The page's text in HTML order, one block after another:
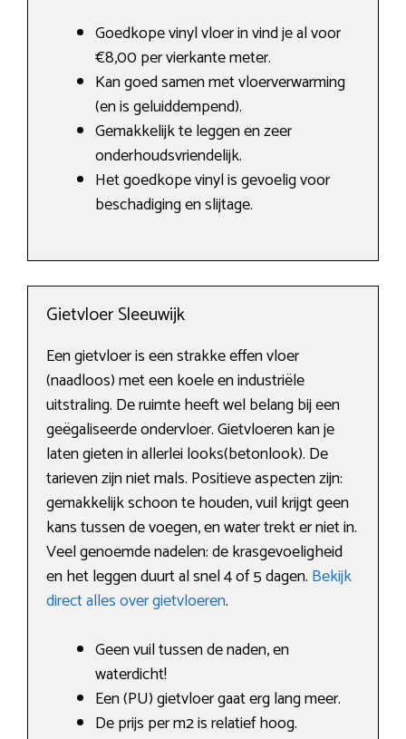
Goedkope vinyl vloer in vind je al voor
€8,00 per vierkante meter.
Kan goed samen met vloerverwarming
(en is geluiddempend).
Gemakkelijk te leggen en zeer
onderhoudsvriendelijk.
Het goedkope vinyl is gevoelig voor
beschadiging en slijtage.
Gietvloer Sleeuwijk
Een gietvloer is een strakke effen vloer
(naadloos) met een koele en industriële
uitstraling. De ruimte heeft wel belang bij een
geëgaliseerde ondervloer. Gietvloeren kan je
laten gieten in allerlei looks(betonlook). De
tarieven zijn niet mals. Positieve aspecten zijn:
gemakkelijk schoon te houden, vuil krijgt geen
kans tussen de voegen, en water trekt er niet in.
Veel genoemde nadelen: de krasgevoeligheid
en het leggen duurt al snel 4 of 5 dagen. Bekijk
direct alles over gietvloeren.
Geen vuil tussen de naden, en
waterdicht!
Een (PU) gietvloer gaat erg lang meer.
De prijs per m2 is relatief hoog.